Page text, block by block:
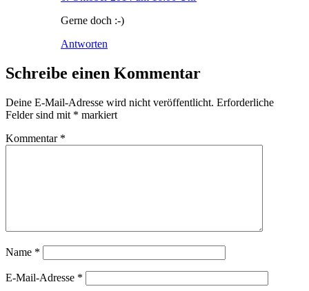
Gerne doch :-)
Antworten
Schreibe einen Kommentar
Deine E-Mail-Adresse wird nicht veröffentlicht. Erforderliche
Felder sind mit * markiert
Kommentar *
Name *
E-Mail-Adresse *